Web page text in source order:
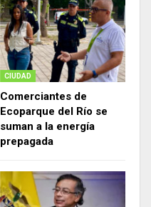
CIUDAD
Comerciantes de
Ecoparque del Río se
suman a la energía
prepagada